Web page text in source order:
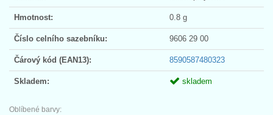
Hmotnost: 0.8 g
Číslo celního sazebníku: 9606 29 00
Čárový kód (EAN13): 8590587480323
Skladem: skladem
Oblíbené barvy: